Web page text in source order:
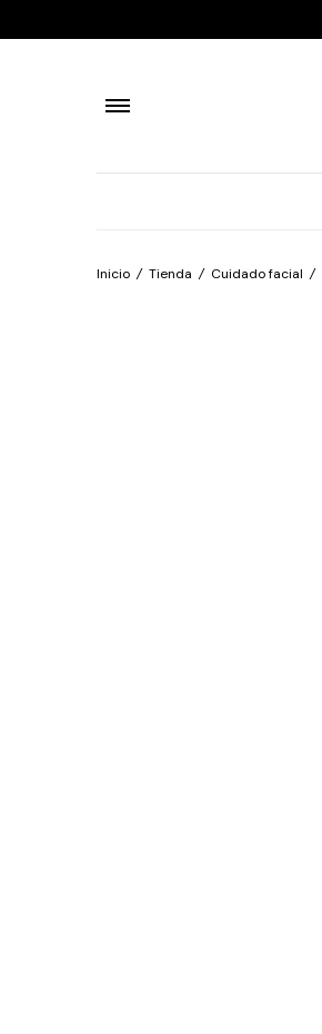
Inicio / Tienda / Cuidado facial /